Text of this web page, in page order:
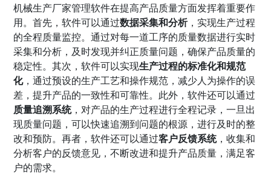
机械生产厂家管理软件在提高产品质量方面发挥着重要作
用。首先，软件可以通过数据采集和分析，实现生产过程
的全程质量监控。通过对每一道工序的质量数据进行实时
采集和分析，及时发现并纠正质量问题，确保产品质量的
稳定性。其次，软件可以实现生产过程的标准化和规范
化，通过预设的生产工艺和操作规范，减少人为操作的误
差，提升产品的一致性和可靠性。此外，软件还可以通过
质量追溯系统，对产品的生产过程进行全程记录，一旦出
现质量问题，可以快速追溯到问题的根源，进行及时的整
改和预防。再者，软件还可以通过客户反馈系统，收集和
分析客户的反馈意见，不断改进和提升产品质量，满足客
户的需求。